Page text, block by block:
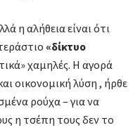
η αλήθεια είναι ότι
«δίκτυο
χαμηλές. Η αγορά
οικονομική λύση , ήρθε
ρούχα – για να
η τσέπη τους δεν το